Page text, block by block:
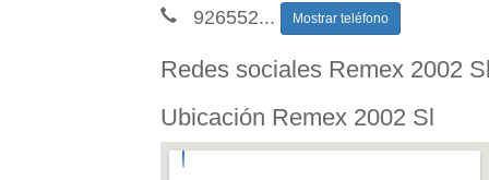
926552... Mostrar teléfono
Redes sociales Remex 2002
Ubicación Remex 2002 Sl